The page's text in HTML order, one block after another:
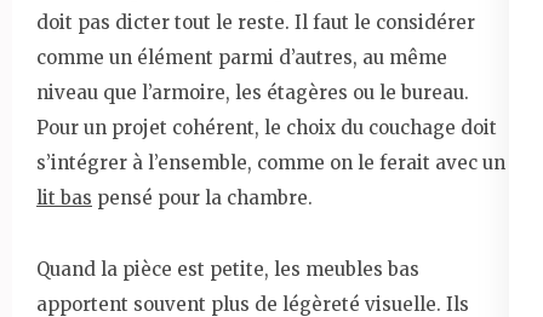
doit pas dicter tout le reste. Il faut le considérer
comme un élément parmi d’autres, au même
niveau que l’armoire, les étagères ou le bureau.
Pour un projet cohérent, le choix du couchage doit
s’intégrer à l’ensemble, comme on le ferait avec un
lit bas pensé pour la chambre.
Quand la pièce est petite, les meubles bas
apportent souvent plus de légèreté visuelle. Ils